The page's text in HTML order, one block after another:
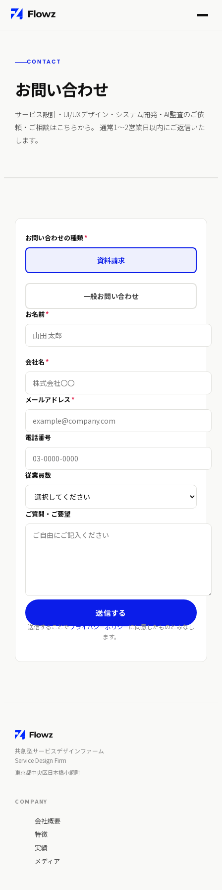
CONTACT
お問い合わせ
サービス設計・UI/UXデザイン・システム開発・AI監査のご依
頼・ご相談はこちらから。 通常1〜2営業日以内にご返信いた
します。
お問い合わせの種類*
資料請求
一般お問い合わせ
お名前*
会社名*
メールアドレス*
電話番号
従業員数
ご質問・ご要望
送信する
送信することでプライバシーポリシーに同意したものとみなし
ます。
共創型サービスデザインファーム
Service Design Firm
東京都中央区日本橋小網町
COMPANY
会社概要
特徴
実績
メディア